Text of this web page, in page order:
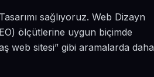
sağlıyoruz. Web Dizayn
ölçütlerine uygun biçimde
web sitesi” gibi aramalarda daha